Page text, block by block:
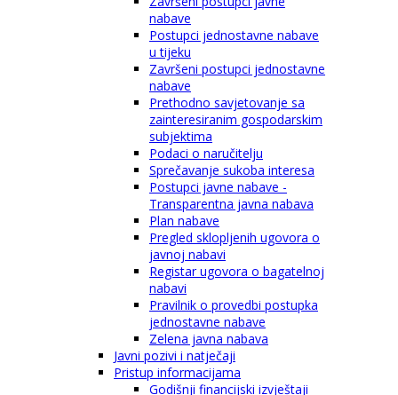
nabave
Postupci jednostavne nabave
u tijeku
Završeni postupci jednostavne
nabave
Prethodno savjetovanje sa
zainteresiranim gospodarskim
subjektima
Podaci o naručitelju
Sprečavanje sukoba interesa
Postupci javne nabave -
Transparentna javna nabava
Plan nabave
Pregled sklopljenih ugovora o
javnoj nabavi
Registar ugovora o bagatelnoj
nabavi
Pravilnik o provedbi postupka
jednostavne nabave
Zelena javna nabava
Javni pozivi i natječaji
Pristup informacijama
Godišnji financijski izvještaji